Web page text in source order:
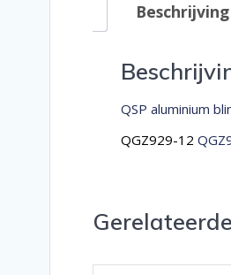
Beschrijving
QSP aluminium
QGZ929-12